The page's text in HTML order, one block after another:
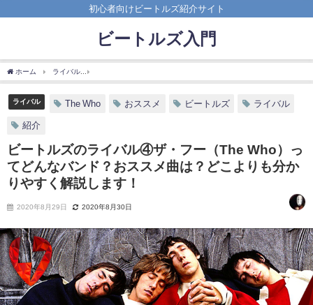
初心者向けビートルズ紹介サイト
ビートルズ入門
ホーム ライバル
ライバル The Who おススメ ビートルズ ライバル
紹介
ビートルズのライバル④ザ・フー（The Who）っ
てどんなバンド？おススメ曲は？どこよりも分か
りやすく解説します！
2020年8月29日 2020年8月30日